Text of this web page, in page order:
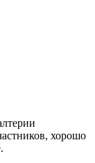
хорошо